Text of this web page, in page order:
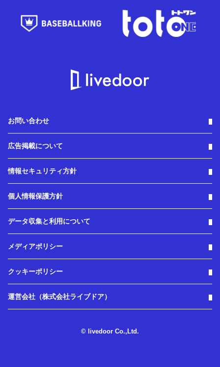
お問い合わせ
広告掲載について
情報セキュリティ方針
個人情報保護方針
データ収集と利用について
メディアポリシー
クッキーポリシー
運営会社（株式会社ライブドア）
© livedoor Co.,Ltd.